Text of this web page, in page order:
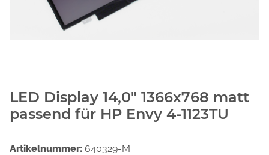
LED Display 14,0" 1366x768 matt
passend für HP Envy 4-1123TU
Artikelnummer: 640329-M